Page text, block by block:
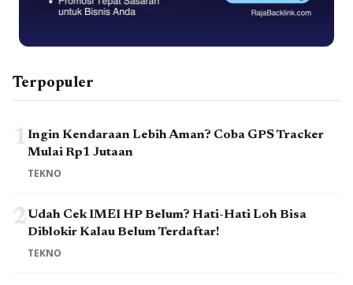
Terpopuler
1Ingin Kendaraan Lebih Aman? Coba GPS Tracker
Mulai Rp1 Jutaan
TEKNO
2Udah Cek IMEI HP Belum? Hati-Hati Loh Bisa
Diblokir Kalau Belum Terdaftar!
TEKNO